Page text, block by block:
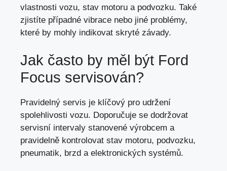
vlastnosti vozu, stav motoru a podvozku. Také
zjistíte případné vibrace nebo jiné problémy,
které by mohly indikovat skryté závady.
Jak často by měl být Ford
Focus servisován?
Pravidelný servis je klíčový pro udržení
spolehlivosti vozu. Doporučuje se dodržovat
servisní intervaly stanovené výrobcem a
pravidelně kontrolovat stav motoru, podvozku,
pneumatik, brzd a elektronických systémů.